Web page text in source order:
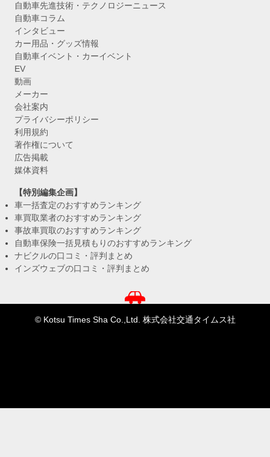
自動車先進技術・テクノロジーニュース
自動車コラム
インタビュー
カー用品・グッズ情報
自動車イベント・カーイベント
EV
動画
メーカー
会社案内
プライバシーポリシー
利用規約
著作権について
広告掲載
媒体資料
【特別編集企画】
車一括査定のおすすめランキング
車買取業者のおすすめランキング
事故車買取のおすすめランキング
自動車保険一括見積もりのおすすめランキング
ナビクルの口コミ・評判まとめ
インズウェブの口コミ・評判まとめ
© Kotsu Times Sha Co.,Ltd. 株式会社交通タイムス社